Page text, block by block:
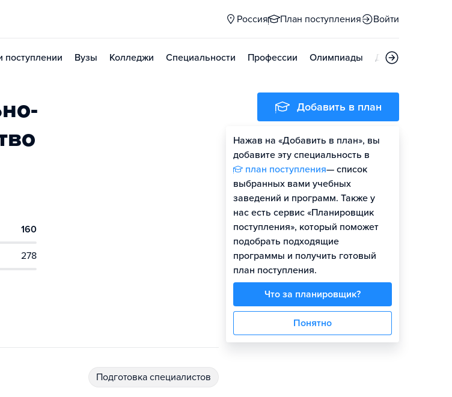
Россия План поступления Войти
Вузы Колледжи Специальности Профессии Олимпиады Дни открытых
160
278
подготовка специалистов
Добавить в план
Нажав на «Добавить в план», вы
добавите эту специальность в
план поступления— список
выбранных вами учебных
заведений и программ. Также у
нас есть сервис «Планировщик
поступления», который поможет
подобрать подходящие
программы и получить готовый
план поступления.
Что за планировщик?
Понятно